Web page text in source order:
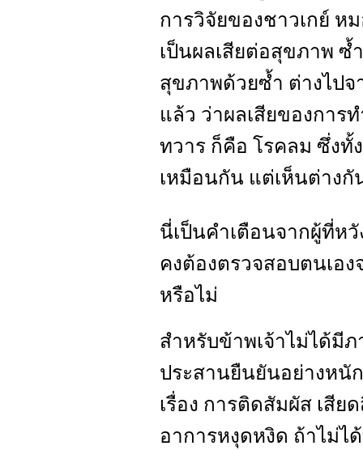
การวิจัยของชาวเกย์ ห
เป็นผลเสียต่อสุขภาพ ซ้
สุขภาพด้วยซ้ำ ต่างไป
แล้ว ว่าผลเสียของกา
ทวาร ก็คือ โรคลม ซึ่งทั้
เหมือนกัน แต่เห็นต่างกั
นี่เป็นคำเตือนจากผู้ที่ห
คงต้องตรวจสอบตนเอ
หรือไม่
สำหรับข้าพเจ้าไม่ได้มี
ประสานยืนยันอย่างหนั
เรื่อง การติดสัมผัส เสีย
อาการหงุดหงิด ถ้าไม่ไ